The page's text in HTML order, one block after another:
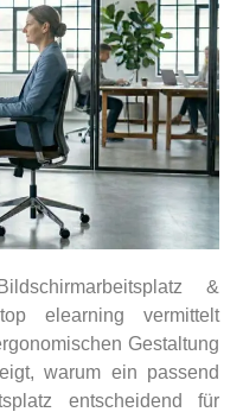
&
elearning vermittelt
Gestaltung
warum ein passend
entscheidend für